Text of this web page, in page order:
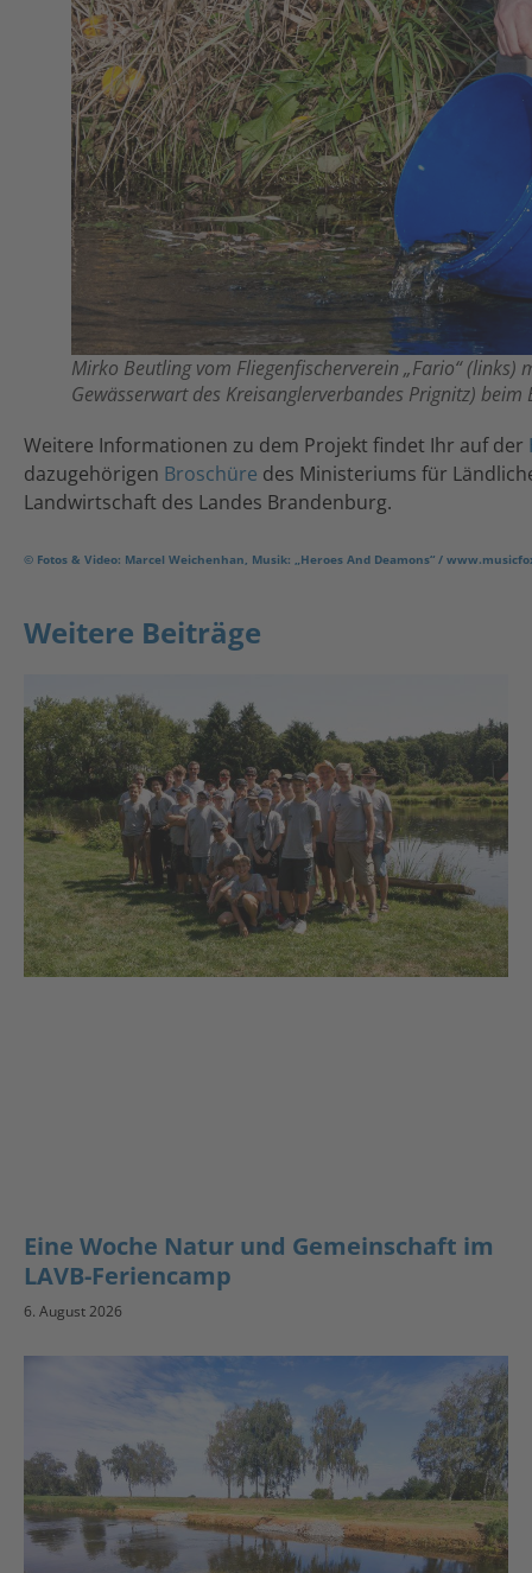
Mirko Beutling vom Fliegenfischerverein „Fario“ (links)
Gewässerwart des Kreisanglerverbandes Prignitz) beim
Weitere Informationen zu dem Projekt findet Ihr auf der
dazugehörigen Broschüre des Ministeriums für
Landwirtschaft des Landes Brandenburg.
© Fotos & Video: Marcel Weichenhan, Musik: „Heroes And Deamons“ /
Weitere Beiträge
Eine Woche Natur und Gemeinschaft im
LAVB-Feriencamp
6. August 2026